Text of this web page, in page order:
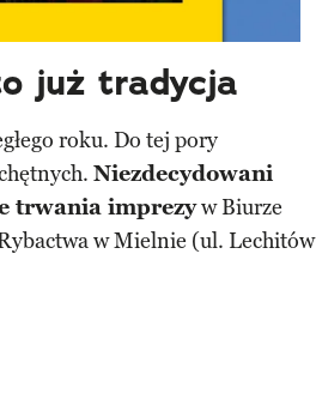
już tradycja
roku. Do tej pory
Niezdecydowani
trwania imprezyw Biurze
w Mielnie (ul. Lechitów